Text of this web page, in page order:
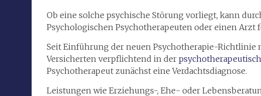
Ob eine solche psychische Störung vorliegt, kann
Psychologischen Psychotherapeuten oder einen Arzt
Seit Einführung der neuen Psychotherapie-Richtlinie
Versicherten verpflichtend in der
Psychotherapeut zunächst eine Verdachtsdiagnose.
Leistungen wie Erziehungs-, Ehe- oder